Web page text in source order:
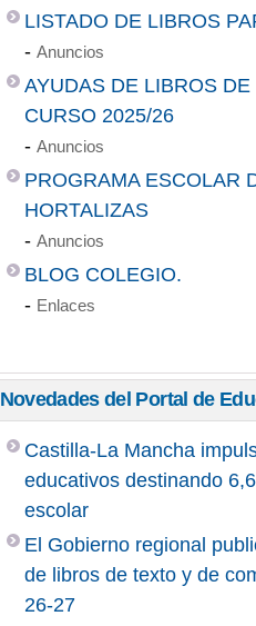
LISTADO DE LIBROS
- Anuncios
AYUDAS DE LIBROS
CURSO 2025/26
- Anuncios
PROGRAMA ESCOLAR
HORTALIZAS
- Anuncios
BLOG COLEGIO.
- Enlaces
Novedades del Portal de
Castilla-La Mancha
educativos destinando
escolar
El Gobierno regional
de libros de texto y de
26-27